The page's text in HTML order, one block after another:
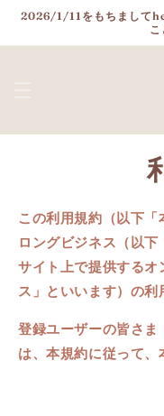
ンツに
2026/1/11をもちまして
こ
この利用規約（以下
ロングビジネス （以
サイト上で提供する
ス」といいます）の利
登録ユーザーの皆さ
は、本規約に従って、